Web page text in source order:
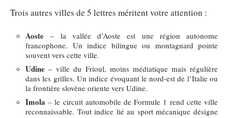
Trois autres villes de 5 lettres méritent votre attention :
Aoste – la vallée d’Aoste est une région autonome
francophone. Un indice bilingue ou montagnard pointe
souvent vers cette ville.
Udine – ville du Frioul, moins médiatique mais régulière
dans les grilles. Un indice évoquant le nord-est de l’Italie ou
la frontière slovène oriente vers Udine.
Imola – le circuit automobile de Formule 1 rend cette ville
reconnaissable. Tout indice lié au sport mécanique désigne